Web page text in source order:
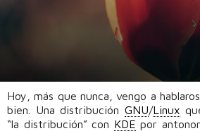
COLABORATORIO
DISTRIBUCIONES GNU/LINUX
NIVELES
Por Enrique Bravo - 21 marzo, 2017 7375
Hoy, más que nunca, vengo a
bien. Una distribución GNU/Linux
“la distribución” con KDE por